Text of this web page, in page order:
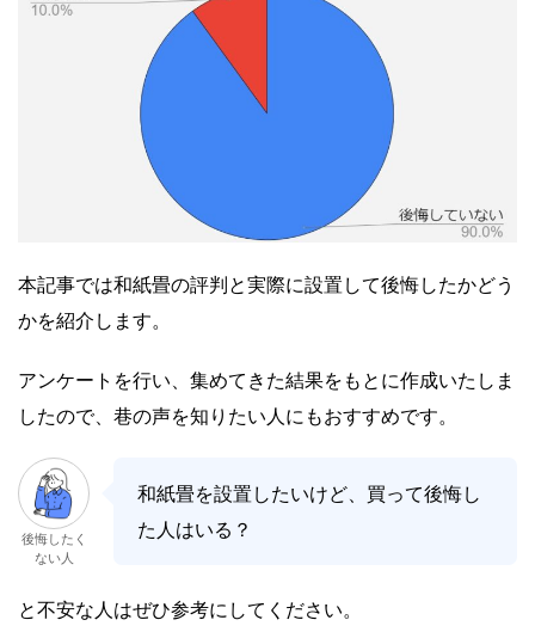
本記事では和紙畳の評判と実際に設置して後悔したかどう
かを紹介します。
アンケートを行い、集めてきた結果をもとに作成いたしま
したので、巷の声を知りたい人にもおすすめです。
後悔したく
ない人
和紙畳を設置したいけど、買って後悔し
た人はいる？
と不安な人はぜひ参考にしてください。